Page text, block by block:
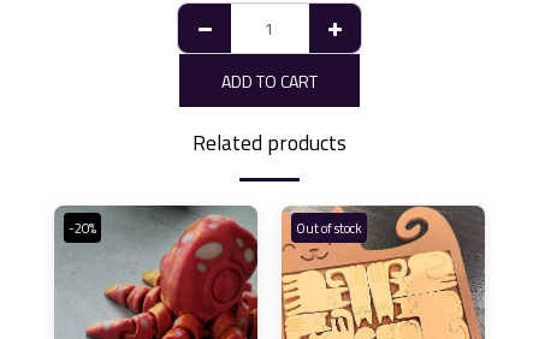
ADD TO CART
Related products
-20% Out of stock